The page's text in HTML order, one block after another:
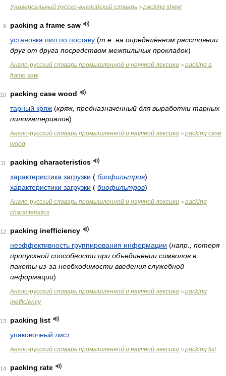
Универсальный русско-английский словарь > packing sheet
9
packing a frame saw
установка пил по поставу (т.е. на определённом расстоянии
друг от друга посредством межпильных прокладок)
Англо-русский словарь промышленной и научной лексики > packing a
frame saw
10
packing case wood
тарный кряж (кряж, предназначенный для выработки тарных
пиломатериалов)
Англо-русский словарь промышленной и научной лексики > packing case
wood
11
packing characteristics
характеристика загрузки ( биофильтров)
характеристики загрузки ( биофильтров)
Англо-русский словарь промышленной и научной лексики > packing
characteristics
12
packing inefficiency
неэффективность группирования информации (напр., потеря
пропускной способности при объединении символов в
пакеты из-за необходимости введения служебной
информации)
Англо-русский словарь промышленной и научной лексики > packing
inefficiency
13
packing list
упаковочный лист
Англо-русский словарь промышленной и научной лексики > packing list
14 packing rate